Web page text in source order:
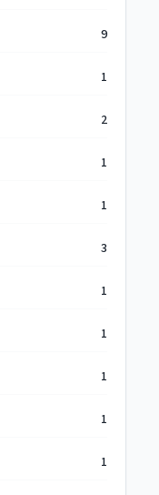
9
1
2
1
1
3
1
1
1
1
1